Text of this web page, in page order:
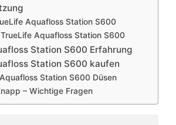
Aquafloss Station S600
Aquafloss Station S600
Station S600 Erfahrung
Station S600 kaufen
Station S600 Düsen
– Wichtige Fragen